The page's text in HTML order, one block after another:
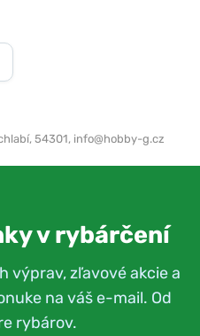
54301, info@hobby-g.cz
v rybárčení
výprav, zľavové akcie a
na váš e-mail. Od
rybárov.